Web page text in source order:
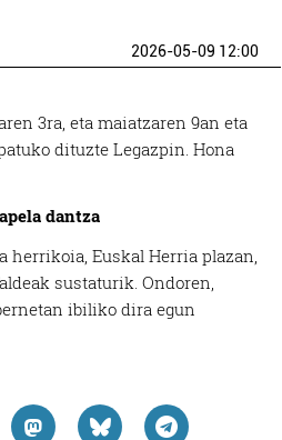
2026-05-09 12:00
3ra, eta maiatzaren 9an eta
dituzte Legazpin. Hona
dantza
herrikoia, Euskal Herria plazan,
sustaturik. Ondoren,
ibiliko dira egun